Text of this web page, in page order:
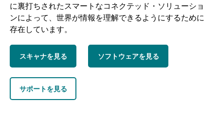
に裏打ちされたスマートなコネクテッド・ソリューショ
ンによって、世界が情報を理解できるようにするために
存在しています。
スキャナを見る ソフトウェアを見る
サポートを見る